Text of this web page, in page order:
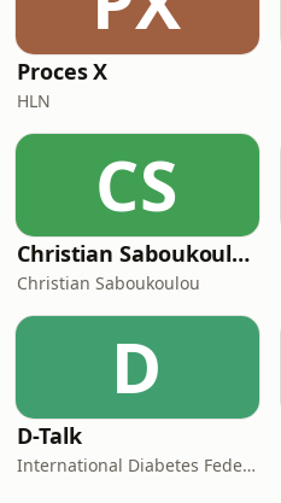
Proces X
HLN
CS
Christian Saboukoulou
Christian Saboukoulou
D
D-Talk
International Diabetes Federation